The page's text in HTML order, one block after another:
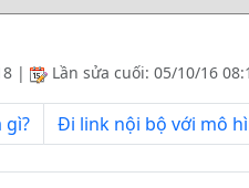
| Lần sửa cuối: 05/10/16
gì? Đi link nội bộ với mô